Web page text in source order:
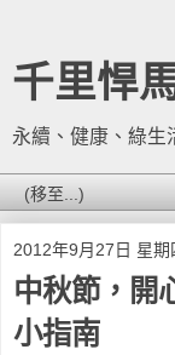
千里悍
永續、健康、綠生
2012年9月27日 星期
中秋節，開
小指南